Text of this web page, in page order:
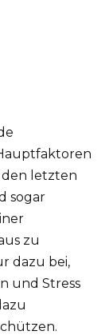
den letzten
sogar
zu
dazu bei,
und Stress